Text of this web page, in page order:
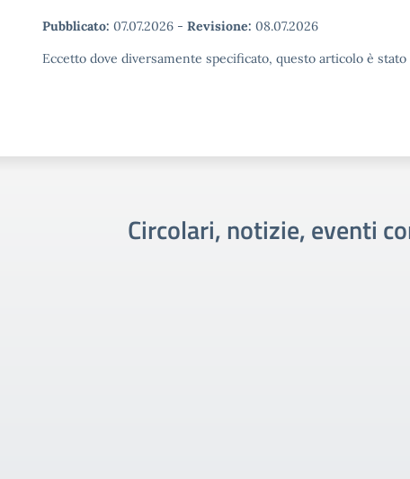
Pubblicato: 07.07.2026 - Revisione: 08.07.2026
Eccetto dove diversamente specificato, questo articolo è
Circolari, notizie, eventi